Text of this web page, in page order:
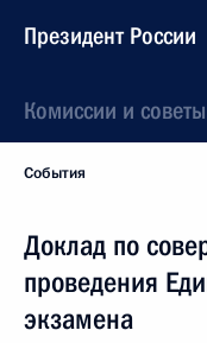
Президент России
Комиссии и советы
События
Доклад по
проведения
экзамена